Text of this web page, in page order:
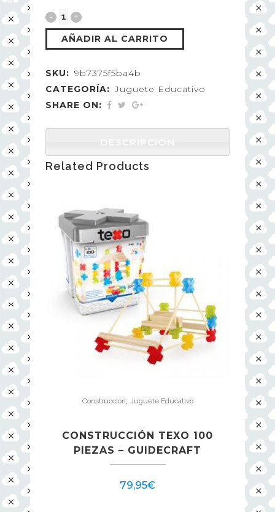
AÑADIR AL CARRITO
SKU: 9b7375f5ba4b
CATEGORÍA: Juguete Educativo
SHARE ON:
DESCRIPCIÓN
Related Products
Construcción Juguete Educativo
CONSTRUCCIÓN TEXO 100
PIEZAS – GUIDECRAFT
79,95€